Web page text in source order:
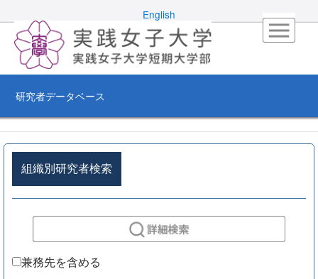
English
研究者データベース
組織別研究者検索
兼務先を含める